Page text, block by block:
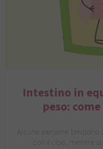
Intestino in
peso:
Alcune persone tendono
con il cibo, mentre